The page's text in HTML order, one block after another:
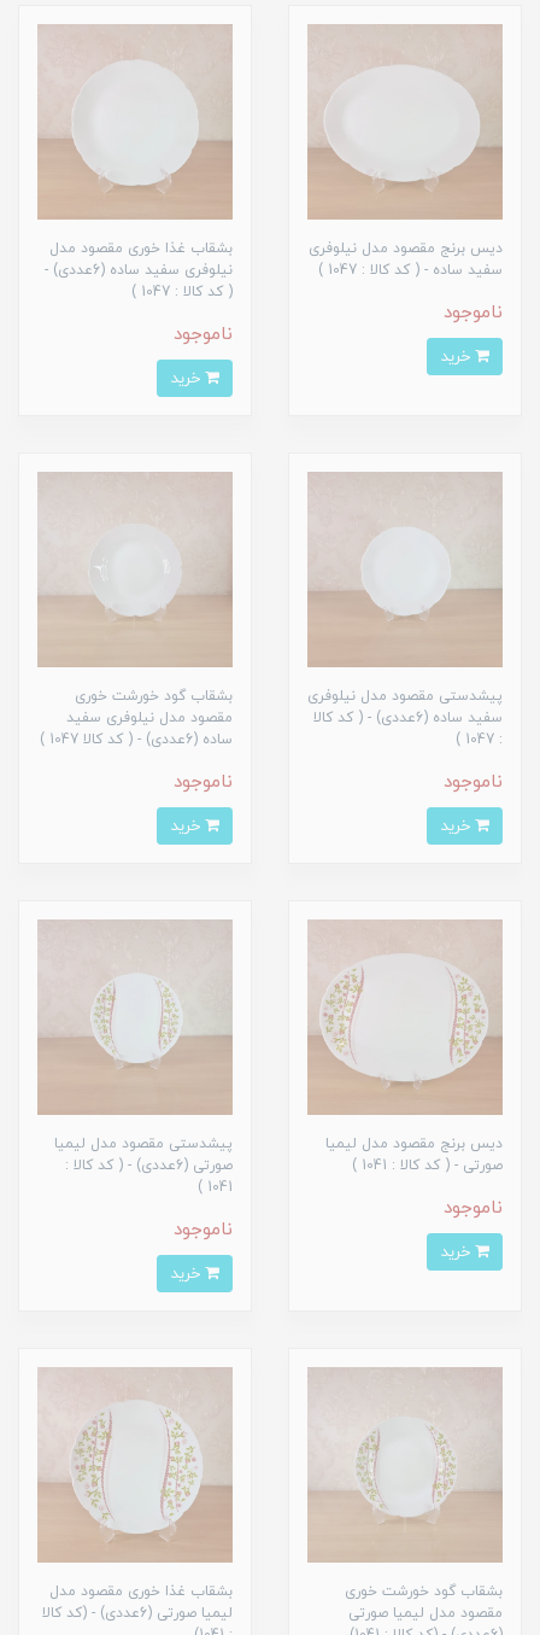
دیس برنج مقصود مدل نیلوفری
سفید ساده - ( کد کالا : 1047 )
ناموجود
بشقاب غذا خوری مقصود مدل
نیلوفری سفید ساده (6عددی) -
( کد کالا : 1047 )
ناموجود
پیشدستی مقصود مدل نیلوفری
سفید ساده (6عددی) - ( کد کالا
: 1047 )
ناموجود
بشقاب گود خورشت خوری
مقصود مدل نیلوفری سفید
ساده (6عددی) - ( کد کالا 1047 )
ناموجود
دیس برنج مقصود مدل لیمیا
صورتی - ( کد کالا : 1041 )
ناموجود
پیشدستی مقصود مدل لیمیا
صورتی (6عددی) - ( کد کالا :
1041 )
ناموجود
بشقاب گود خورشت خوری
مقصود مدل لیمیا صورتی
بشقاب غذا خوری مقصود مدل
لیمیا صورتی (6عددی) - (کد کالا